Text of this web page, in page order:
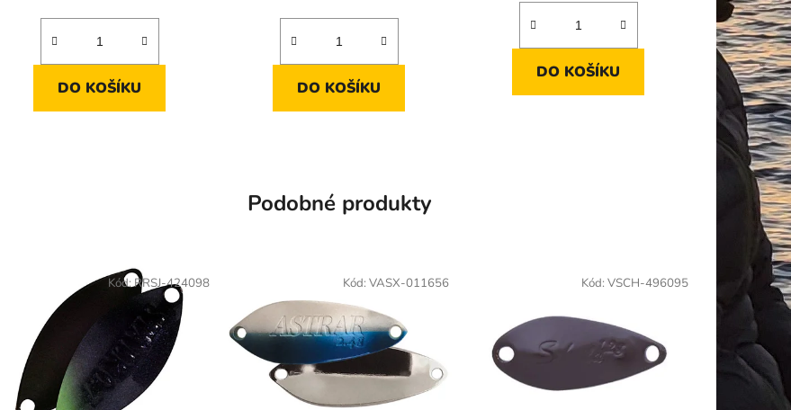
DO KOŠÍKU DO KOŠÍKU
DO KOŠÍKU
Podobné produkty
Kód:RRSJ-424098 Kód: VASX-011656 Kód: VSCH-496095